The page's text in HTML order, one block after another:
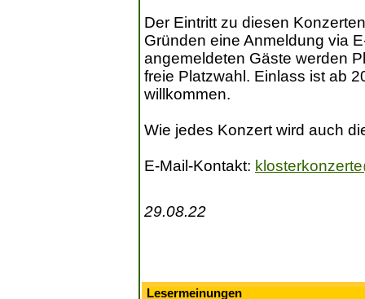
Der Eintritt zu diesen
Gründen eine Anmeldung via
angemeldeten Gäste werden
freie Platzwahl. Einlass ist ab
willkommen.
Wie jedes Konzert wird auch
E-Mail-Kontakt:
29.08.22
Lesermeinungen